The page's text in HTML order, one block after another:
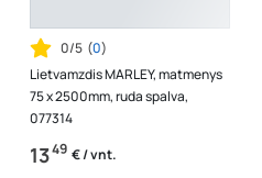
0/5 (0)
Lietvamzdis MARLEY, matmenys
75 x 2500mm, ruda spalva,
077314
1349 € / vnt.